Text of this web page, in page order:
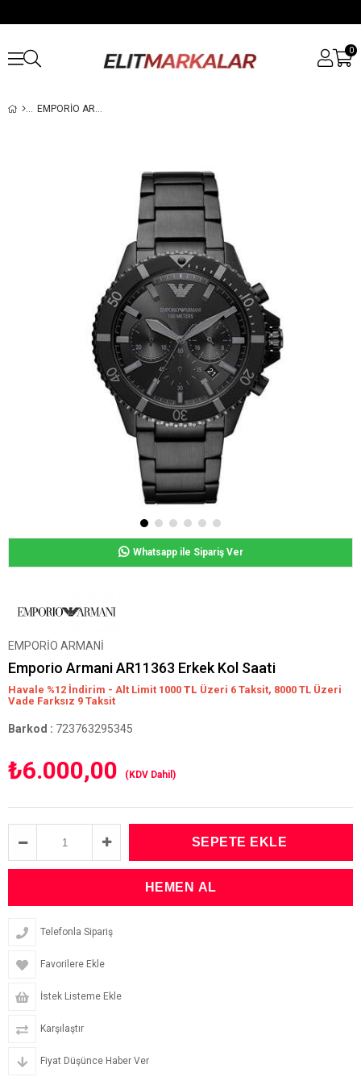
0
EMPORIO ARMANI AR11363 ERKEK KOL SAATI
Whatsapp ile Sipariş Ver
EMPORİO ARMANİ
Emporio Armani AR11363 Erkek Kol Saati
Havale %12 İndirim - Alt Limit 1000 TL Üzeri 6 Taksit, 8000 TL Üzeri
Vade Farksız 9 Taksit
Barkod : 723763295345
₺6.000,00 (KDV Dahil)
Telefonla Sipariş
Favorilere Ekle
İstek Listeme Ekle
Karşılaştır
Fiyat Düşünce Haber Ver